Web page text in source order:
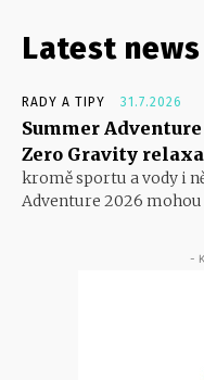
Latest news
RADY A TIPY 31.7.2026
Summer
Zero Gravity
kromě sportu a vody i
Adventure 2026 mohou
-